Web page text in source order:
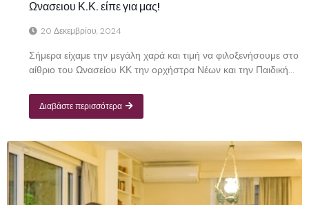
Ωνασειου Κ.Κ. είπε για μας!
20 Δεκεμβρίου, 2024
Σήμερα είχαμε την μεγάλη χαρά και τιμή να φιλοξενήσουμε στο
αίθριο του Ωνασείου ΚΚ την ορχήστρα Νέων και την Παιδική...
Διαβάστε περισσότερα